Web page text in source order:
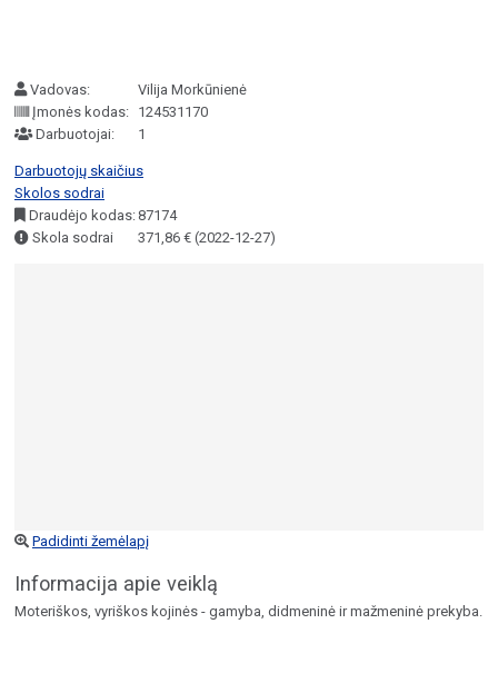
Vadovas:
Vilija Morkūnienė
Įmonės kodas: 124531170
Darbuotojai:
1
Darbuotojų skaičius
Skolos sodrai
Draudėjo kodas:87174
Skola sodrai
371,86 € (2022-12-27)
Padidinti žemėlapį
Informacija apie veiklą
Moteriškos, vyriškos kojinės - gamyba, didmeninė ir mažmeninė prekyba.